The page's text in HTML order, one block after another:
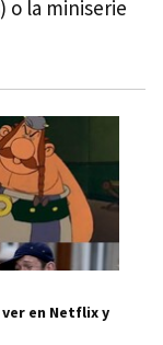
o la miniserie
en Netflix y